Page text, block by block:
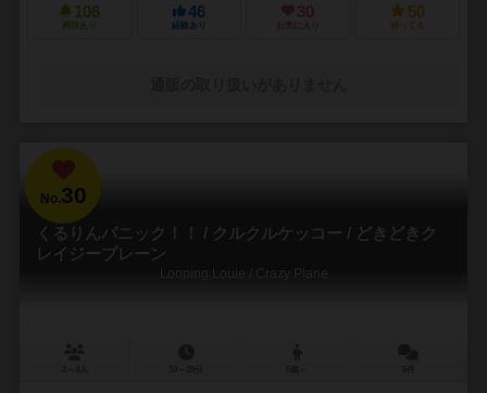
106
興味あり
46
経験あり
30
お気に入り
50
持ってる
No.30
くるりんパニック！！ / クルクルケッコー / どきどきク
レイジープレーン
Looping Louie / Crazy Plane